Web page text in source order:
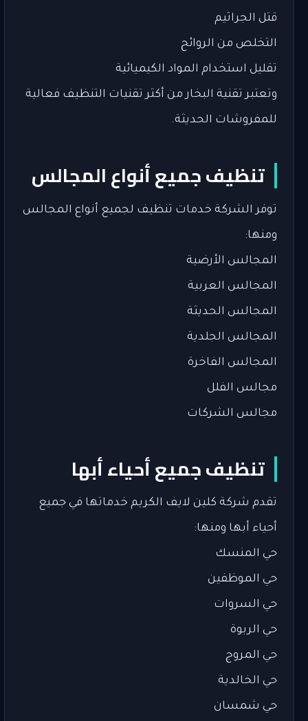
قتل الجراثيم
التخلص من الروائح
تقليل استخدام المواد الكيميائية
وتعتبر تقنية البخار من أكثر تقنيات التنظيف فعالية
للمفروشات الحديثة.
تنظيف جميع أنواع المجالس
توفر الشركة خدمات تنظيف لجميع أنواع المجالس
ومنها:
المجالس الأرضية
المجالس العربية
المجالس الحديثة
المجالس الجلدية
المجالس الفاخرة
مجالس الفلل
مجالس الشركات
تنظيف جميع أحياء أبها
تقدم شركة كلين لايف الكريم خدماتها في جميع
أحياء أبها ومنها:
حي المنسك
حي الموظفين
حي السروات
حي الربوة
حي المروج
حي الخالدية
حي شمسان